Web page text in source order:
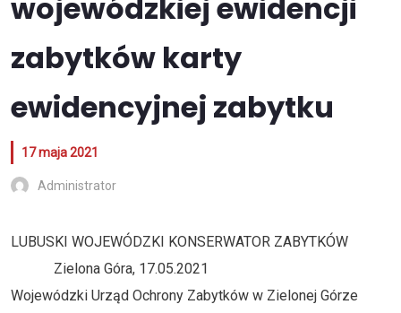
wojewódzkiej ewidencji
zabytków karty
ewidencyjnej zabytku
17 maja 2021
Administrator
LUBUSKI WOJEWÓDZKI KONSERWATOR ZABYTKÓW
Zielona Góra, 17.05.2021
Wojewódzki Urząd Ochrony Zabytków w Zielonej Górze